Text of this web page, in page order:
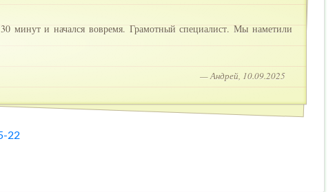
минут и начался вовремя. Грамотный специалист. Мы наметили
— Андрей, 10.09.2025
22